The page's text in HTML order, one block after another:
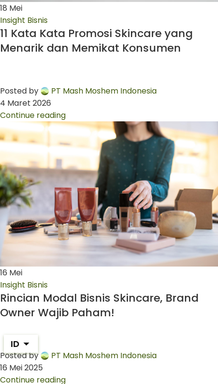
18 Mei
Insight Bisnis
11 Kata Kata Promosi Skincare yang
Menarik dan Memikat Konsumen
Posted by
PT Mash Moshem Indonesia
4 Maret 2026
Continue reading
16 Mei
Insight Bisnis
Rincian Modal Bisnis Skincare, Brand
Owner Wajib Paham!
Posted by
PT Mash Moshem Indonesia
16 Mei 2025
Continue reading
ID